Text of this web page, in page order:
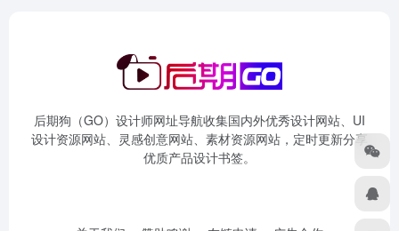
后期狗（GO）设计师网址导航收集国内外优秀设计网站、UI
设计资源网站、灵感创意网站、素材资源网站，定时更新分享
优质产品设计书签。